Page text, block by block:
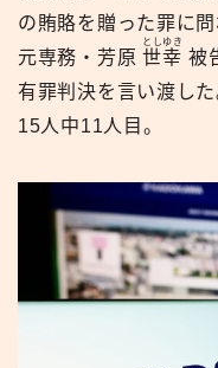
の賄賂を贈った罪に
元専務・芳原 世幸
としゆき
被
有罪判決を言い渡し
15人中11人目。